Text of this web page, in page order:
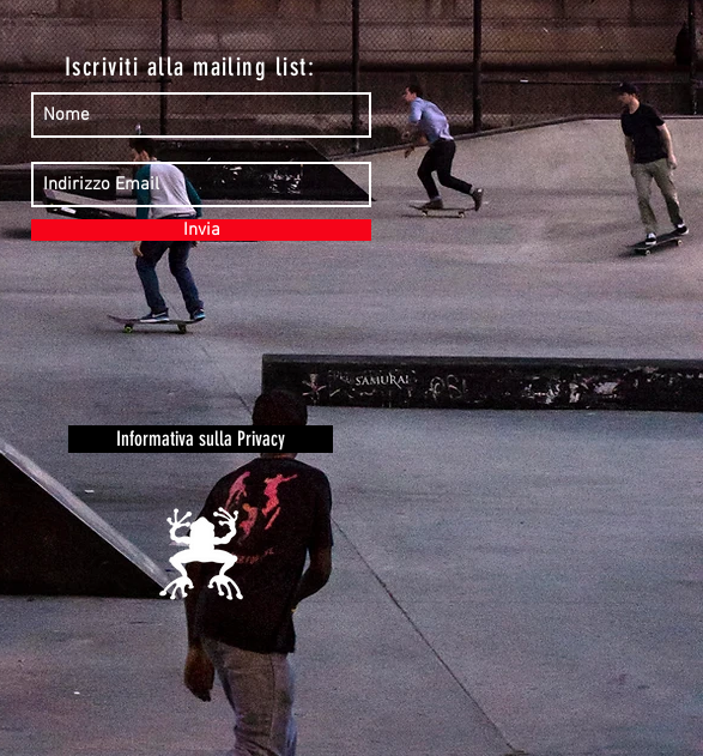
Iscriviti alla mailing list:
Invia
Informativa sulla Privacy